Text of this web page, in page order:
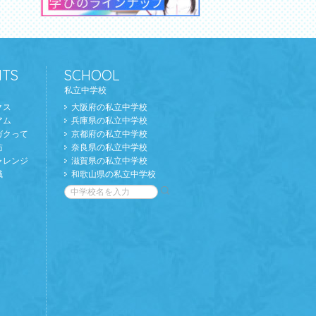
ス
ム
クって
レンジ
SCHOOL
私立中学校
大阪府の私立中学校
兵庫県の私立中学校
京都府の私立中学校
奈良県の私立中学校
滋賀県の私立中学校
和歌山県の私立中学校